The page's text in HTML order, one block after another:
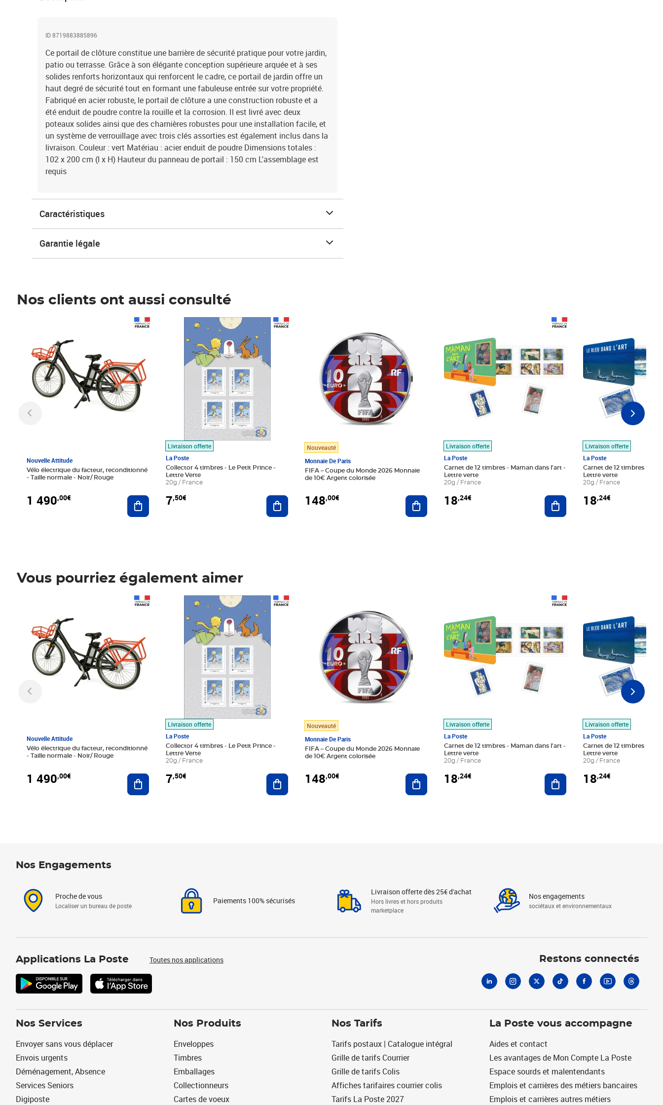
ID 8719883885896
Ce portail de clôture constitue une barrière de sécurité pratique pour votre jardin,
patio ou terrasse. Grâce à son élégante conception supérieure arquée et à ses
solides renforts horizontaux qui renforcent le cadre, ce portail de jardin offre un
haut degré de sécurité tout en formant une fabuleuse entrée sur votre propriété.
Fabriqué en acier robuste, le portail de clôture a une construction robuste et a
été enduit de poudre contre la rouille et la corrosion. Il est livré avec deux
poteaux solides ainsi que des charnières robustes pour une installation facile, et
un système de verrouillage avec trois clés assorties est également inclus dans la
livraison. Couleur : vert Matériau : acier enduit de poudre Dimensions totales :
102 x 200 cm (l x H) Hauteur du panneau de portail : 150 cm L'assemblage est
requis
Caractéristiques
Garantie légale
Nos clients ont aussi consulté
Nouvelle Attitude
Vélo électrique du facteur, reconditionné
- Taille normale - Noir/ Rouge
1 490,00€ Ajouter au panier
Livraison offerte
La Poste
Collector 4 timbres - Le Petit Prince -
Lettre Verte
20g / France
7,50€
Prix 7,50€
Ajouter au panier
Nouveauté
Monnaie De Paris
FIFA – Coupe du Monde 2026 Monnaie
de 10€ Argent colorisée
148,00€ Ajouter au panier
Livraison offerte
La Poste
Carnet de 12 timbres - Maman dans l'art -
Lettre verte
20g / France
18,24€ Ajouter au panier
Livraison offerte
La Poste
Carnet de 12 timbres - Le
Lettre verte
20g / France
18,24€
Vous pourriez également aimer
Nouvelle Attitude
Vélo électrique du facteur, reconditionné
- Taille normale - Noir/ Rouge
1 490,00€ Ajouter au panier
Livraison offerte
La Poste
Collector 4 timbres - Le Petit Prince -
Lettre Verte
20g / France
7,50€
Prix 7,50€
Ajouter au panier
Nouveauté
Monnaie De Paris
FIFA – Coupe du Monde 2026 Monnaie
de 10€ Argent colorisée
148,00€ Ajouter au panier
Livraison offerte
La Poste
Carnet de 12 timbres - Maman dans l'art -
Lettre verte
20g / France
18,24€ Ajouter au panier
Livraison offerte
La Poste
Carnet de 12 timbres - Le
Lettre verte
20g / France
18,24€
Nos Engagements
Proche de vous
Localiser un bureau de poste
Paiements 100% sécurisés
Livraison offerte dès 25€ d'achat
Hors livres et hors produits
marketplace
Nos engagements
sociétaux et environnementaux
Applications La Poste Toutes nos applications Restons connectés
Nos Services
Envoyer sans vous déplacer
Envois urgents
Déménagement, Absence
Services Seniors
Digiposte
Nos Produits
Enveloppes
Timbres
Emballages
Collectionneurs
Cartes de voeux
Nos Tarifs
Tarifs postaux | Catalogue intégral
Grille de tarifs Courrier
Grille de tarifs Colis
Affiches tarifaires courrier colis
Tarifs La Poste 2027
La Poste vous accompagne
Aides et contact
Les avantages de Mon Compte La Poste
Espace sourds et malentendants
Emplois et carrières des métiers bancaires
Emplois et carrières autres métiers